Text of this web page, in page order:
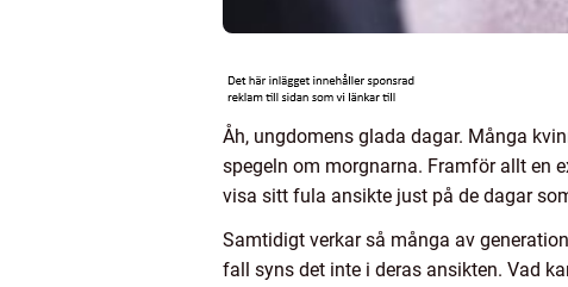
Åh, ungdomens glada dagar. Många
spegeln om morgnarna. Framför allt en
visa sitt fula ansikte just på de dagar
Samtidigt verkar så många av
fall syns det inte i deras ansikten. Vad